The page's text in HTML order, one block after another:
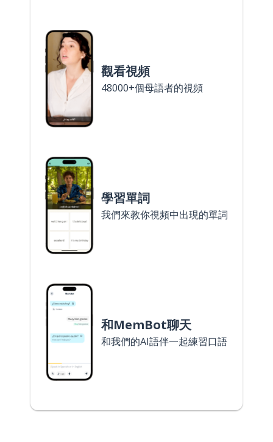
觀看視頻
48000+個母語者的視頻
學習單詞
我們來教你視頻中出現的單詞
和MemBot聊天
和我們的AI語伴一起練習口語